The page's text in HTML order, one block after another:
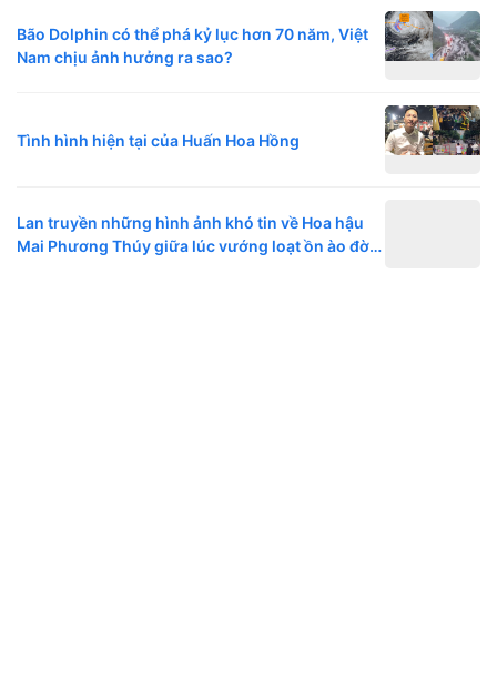
Bão Dolphin có thể phá kỷ lục hơn 70 năm, Việt
Nam chịu ảnh hưởng ra sao?
Tình hình hiện tại của Huấn Hoa Hồng
Lan truyền những hình ảnh khó tin về Hoa hậu
Mai Phương Thúy giữa lúc vướng loạt ồn ào đời